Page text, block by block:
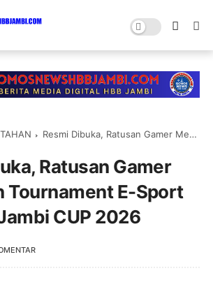
Resmi Dibuka, Ratusan Gamer Meriahkan Tournament E-Sport Wali Kota Jambi CUP 2026
Ratusan Gamer
Tournament E-Sport
CUP 2026